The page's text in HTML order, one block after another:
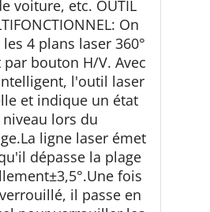
voiture, etc. OUTIL
On
4 plans laser 360°
bouton H/V. Avec
l'outil laser
et indique un état
lors du
ligne laser émet
dépasse la plage
fois
il passe en